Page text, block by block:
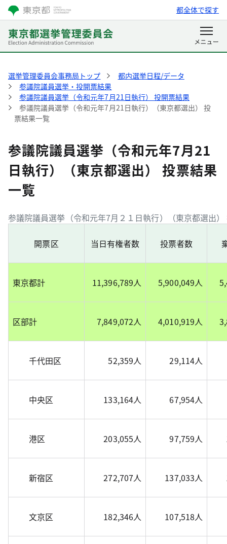
都全体で探す
選挙管理委員会事務局トップ
都内選挙日程/データ
参議院議員選挙・投開票結果
参議院議員選挙（令和元年7月21日執行） 投開票結果
参議院議員選挙（令和元年7月21日執行）（東京都選出） 投
票結果一覧
参議院議員選挙（令和元年7月21
日執行）（東京都選出） 投票結果
一覧
参議院議員選挙（令和元年7月２１日執行）（東京都選出
開票区 当日有権者数 投票者数
東京都計 11,396,789人 5,900,049人
区部計 7,849,072人 4,010,919人
千代田区 52,359人 29,114人
中央区 133,164人 67,954人
港区 203,055人 97,759人
新宿区 272,707人 137,033人
文京区 182,346人 107,518人